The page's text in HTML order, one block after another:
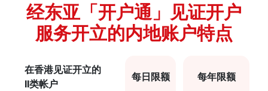
经东亚「开户通」见证开户
服务开立的内地账户特点
在香港见证开立的
II类帐户
每日限额 每年限额